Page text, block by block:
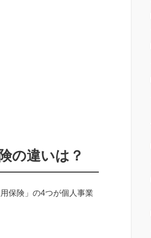
の違いは？
保険」の4つが個人事業